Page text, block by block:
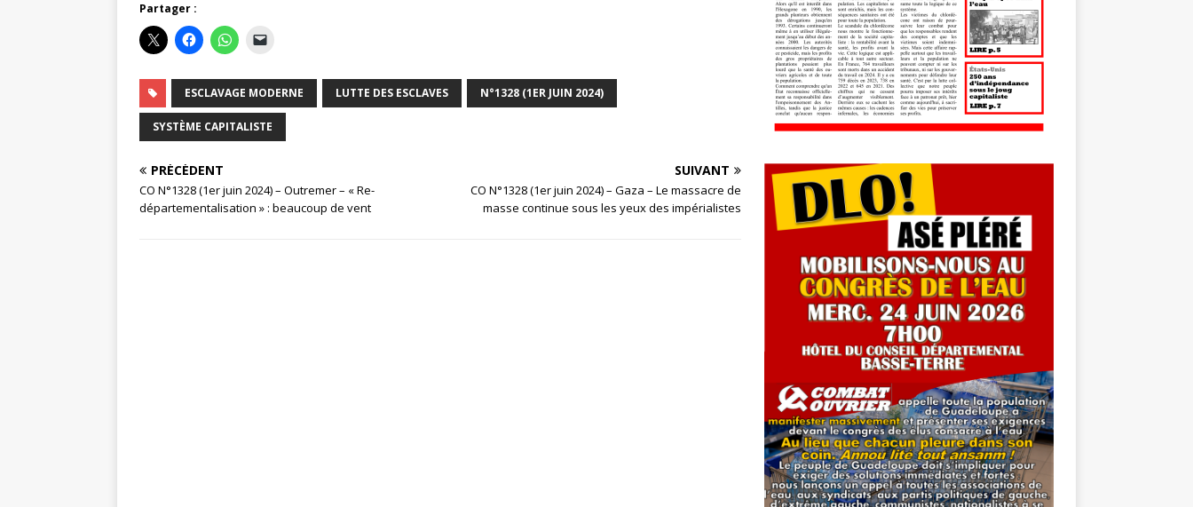
Partager :
ESCLAVAGE MODERNE LUTTE DES ESCLAVES N°1328 (1ER JUIN 2024)
SYSTÈME CAPITALISTE
PRÉCÉDENT
CO N°1328 (1er juin 2024) – Outremer – « Re-
départementalisation » : beaucoup de vent
SUIVANT
CO N°1328 (1er juin 2024) – Gaza – Le massacre de
masse continue sous les yeux des impérialistes